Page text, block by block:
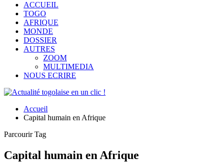
ACCUEIL
TOGO
AFRIQUE
MONDE
DOSSIER
AUTRES
ZOOM
MULTIMEDIA
NOUS ECRIRE
Accueil
Capital humain en Afrique
Parcourir Tag
Capital humain en Afrique